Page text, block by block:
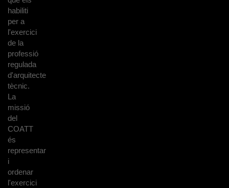
habiliti
per a
l'exercici
de la
professió
regulada
d'arquitecte
tècnic.
La
missió
del
COATT
és
representar
i
ordenar
l'exercici